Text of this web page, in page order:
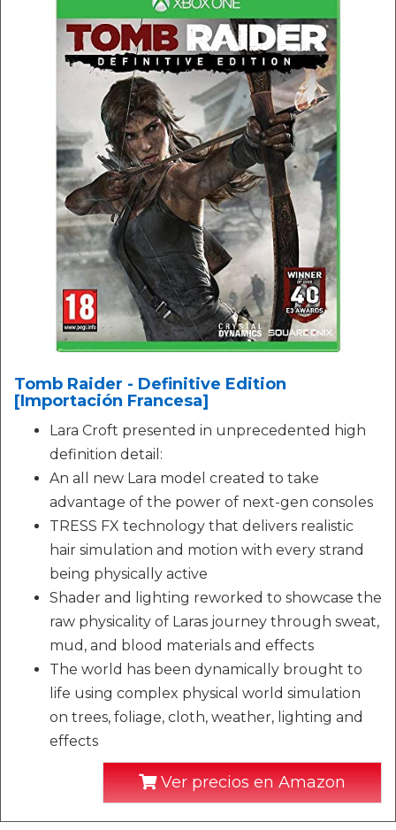
Tomb Raider - Definitive Edition
[Importación Francesa]
Lara Croft presented in unprecedented high
definition detail:
An all new Lara model created to take
advantage of the power of next-gen consoles
TRESS FX technology that delivers realistic
hair simulation and motion with every strand
being physically active
Shader and lighting reworked to showcase the
raw physicality of Laras journey through sweat,
mud, and blood materials and effects
The world has been dynamically brought to
life using complex physical world simulation
on trees, foliage, cloth, weather, lighting and
effects
Ver precios en Amazon